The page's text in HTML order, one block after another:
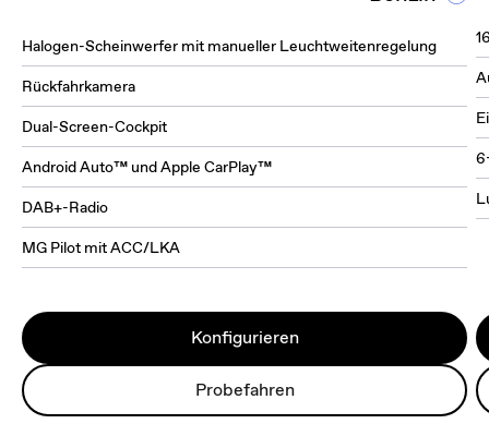
Halogen-Scheinwerfer mit manueller Leuchtweitenregelung
Rückfahrkamera
Dual-Screen-Cockpit
Android Auto™ und Apple CarPlay™
DAB+-Radio
MG Pilot mit ACC/LKA
Konfigurieren
Probefahren